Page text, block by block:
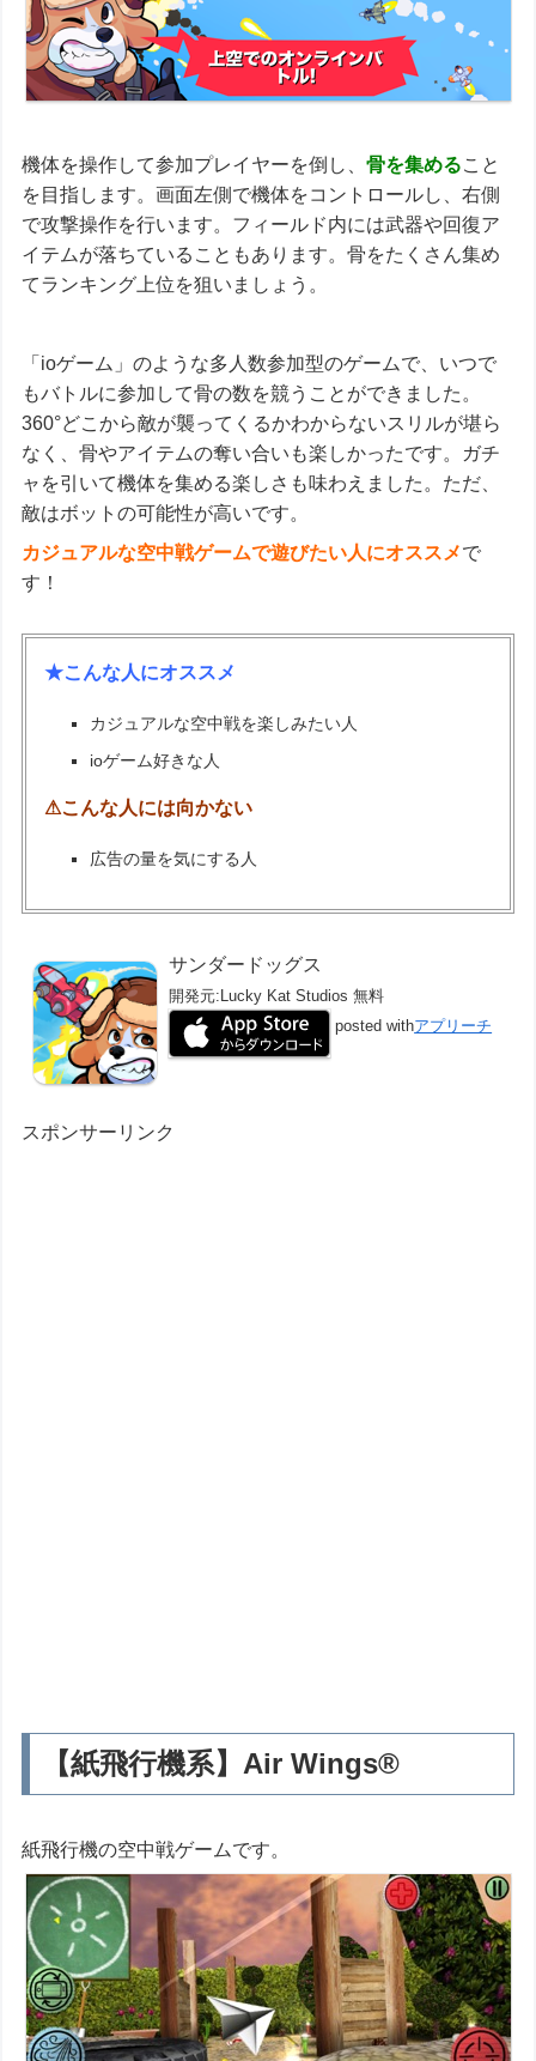
機体を操作して参加プレイヤーを倒し、骨を集めること
を目指します。画面左側で機体をコントロールし、右側
で攻撃操作を行います。フィールド内には武器や回復ア
イテムが落ちていることもあります。骨をたくさん集め
てランキング上位を狙いましょう。
「ioゲーム」のような多人数参加型のゲームで、いつで
もバトルに参加して骨の数を競うことができました。
360°どこから敵が襲ってくるかわからないスリルが堪ら
なく、骨やアイテムの奪い合いも楽しかったです。ガチ
ャを引いて機体を集める楽しさも味わえました。ただ、
敵はボットの可能性が高いです。
カジュアルな空中戦ゲームで遊びたい人にオススメで
す！
★こんな人にオススメ
カジュアルな空中戦を楽しみたい人
ioゲーム好きな人
⚠こんな人には向かない
広告の量を気にする人
サンダードッグス
開発元:Lucky Kat Studios 無料
posted withアプリーチ
スポンサーリンク
【紙飛行機系】Air Wings®
紙飛行機の空中戦ゲームです。